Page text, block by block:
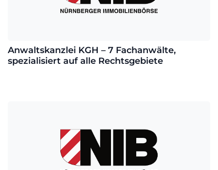
Anwaltskanzlei KGH – 7 Fachanwälte,
spezialisiert auf alle Rechtsgebiete